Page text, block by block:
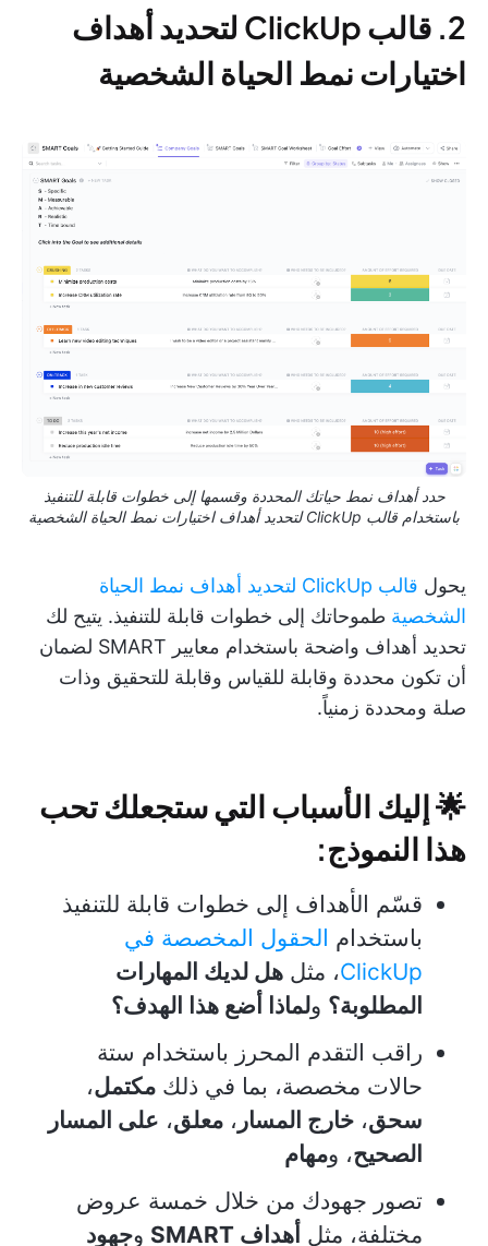
2. قالب ClickUp لتحديد أهداف
اختيارات نمط الحياة الشخصية
حدد أهداف نمط حياتك المحددة وقسمها إلى خطوات قابلة للتنفيذ
باستخدام قالب ClickUp لتحديد أهداف اختيارات نمط الحياة الشخصية
يحول
قالب ClickUp لتحديد أهداف نمط الحياة
الشخصية طموحاتك إلى خطوات قابلة للتنفيذ. يتيح لك
تحديد أهداف واضحة باستخدام معايير SMART لضمان
أن تكون محددة وقابلة للقياس وقابلة للتحقيق وذات
صلة ومحددة زمنياً.
🌟 إليك الأسباب التي ستجعلك تحب
هذا النموذج:
قسّم الأهداف إلى خطوات قابلة للتنفيذ
باستخدام الحقول المخصصة في
ClickUp، مثل هل لديك المهارات
المطلوبة؟ ولماذا أضع هذا الهدف؟
راقب التقدم المحرز باستخدام ستة
حالات مخصصة، بما في ذلك مكتمل،
سحق، خارج المسار ، معلق، على المسار
الصحيح، ومهام
تصور جهودك من خلال خمسة عروض
مختلفة، مثل أهداف SMART وجهود